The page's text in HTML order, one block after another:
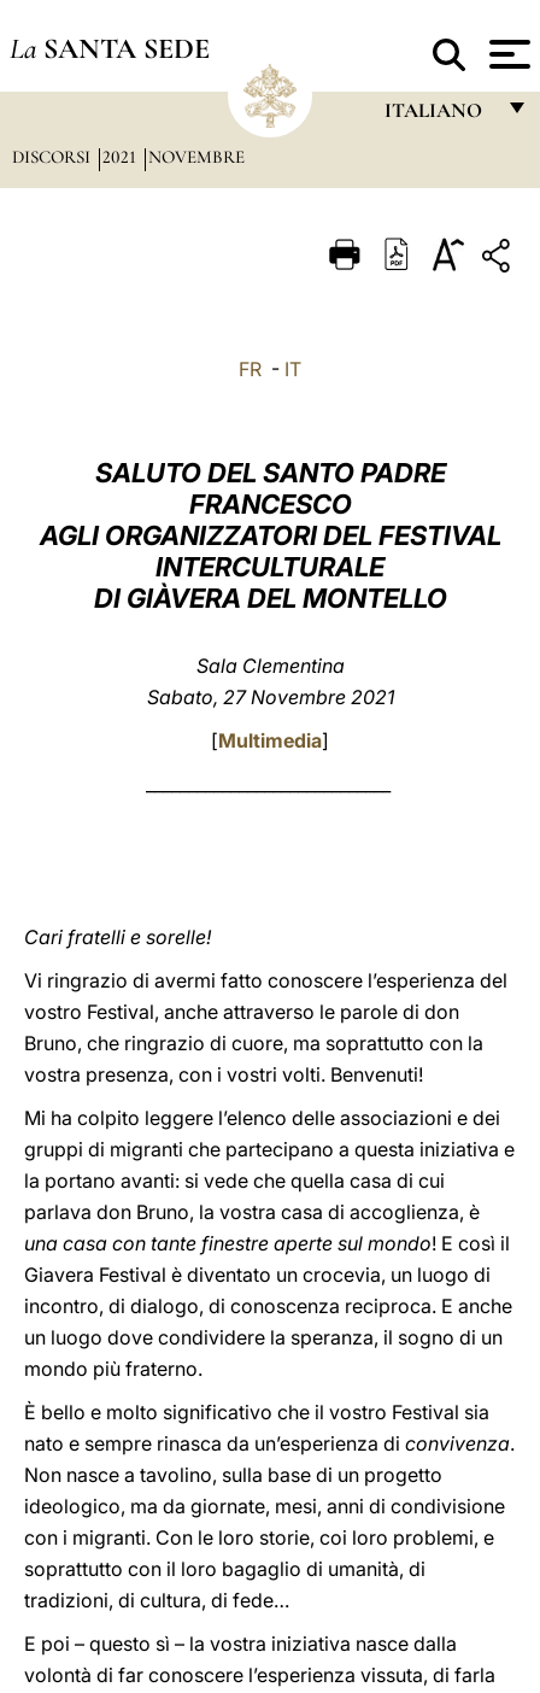
La SANTA SEDE
ITALIANO
ITALIANO
العربيّة
中文
LATINE
DISCORSI 2021 NOVEMBRE
FR - IT
SALUTO DEL SANTO PADRE
FRANCESCO
AGLI ORGANIZZATORI DEL FESTIVAL
INTERCULTURALE
DI GIÀVERA DEL MONTELLO
Sala Clementina
Sabato, 27 Novembre 2021
[Multimedia]
Cari fratelli e sorelle!
Vi ringrazio di avermi fatto conoscere l’esperienza del
vostro Festival, anche attraverso le parole di don
Bruno, che ringrazio di cuore, ma soprattutto con la
vostra presenza, con i vostri volti. Benvenuti!
Mi ha colpito leggere l’elenco delle associazioni e dei
gruppi di migranti che partecipano a questa iniziativa e
la portano avanti: si vede che quella casa di cui
parlava don Bruno, la vostra casa di accoglienza, è
una casa con tante finestre aperte sul mondo! E così il
Giavera Festival è diventato un crocevia, un luogo di
incontro, di dialogo, di conoscenza reciproca. E anche
un luogo dove condividere la speranza, il sogno di un
mondo più fraterno.
È bello e molto significativo che il vostro Festival sia
nato e sempre rinasca da un’esperienza di convivenza.
Non nasce a tavolino, sulla base di un progetto
ideologico, ma da giornate, mesi, anni di condivisione
con i migranti. Con le loro storie, coi loro problemi, e
soprattutto con il loro bagaglio di umanità, di
tradizioni, di cultura, di fede…
E poi – questo sì – la vostra iniziativa nasce dalla
volontà di far conoscere l’esperienza vissuta, di farla